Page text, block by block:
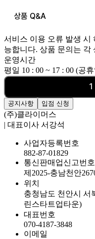
상품 Q&A
서비스 이용 오류 발생 시
능합니다. 상품 문의는 각
운영시간
평일 10 : 00 ~ 17 : 00 (공
1
공지사항 입점 신청
(주)클라이머스
| 대표이사 서강석
사업자등록번호
882-87-01829
통신판매업신고번호
제2025-충남천안
위치
충청남도 천안시 서
린스타트업타운)
대표번호
070-4187-3848
이메일